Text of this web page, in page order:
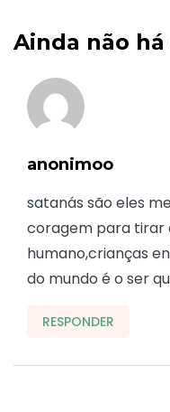
Ainda não
anonimoo
satanás são eles
coragem para tirar
humano,crianças
do mundo é o ser
RESPONDER